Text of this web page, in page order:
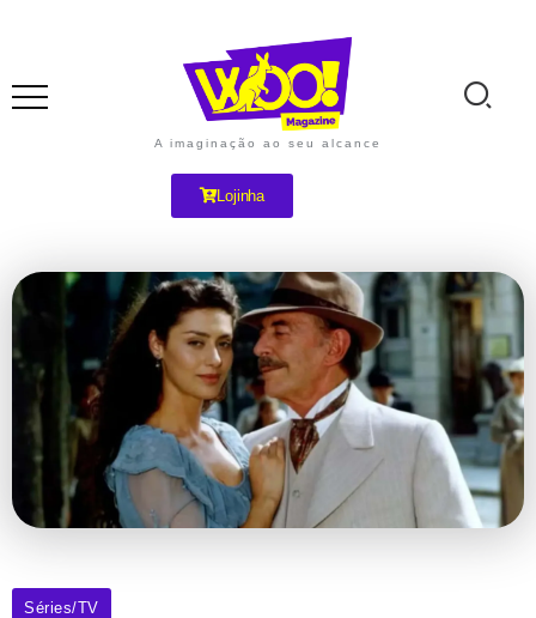
A imaginação ao seu alcance
Lojinha
Séries/TV